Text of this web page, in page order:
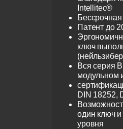
Intellitec®
Патент до
ключ
Вся серия
модульном
DIN 18252,
один ключ и
уровня